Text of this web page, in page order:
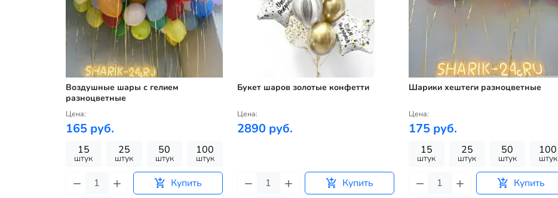
Воздушные шары с гелием
разноцветные
Цена:
165 руб.
15
штук
25
штук
50
штук
100
штук
Купить
Букет шаров золотые конфетти
Цена:
2890 руб.
Купить
Шарики хештеги разноцветные
Цена:
175 руб.
15
штук
25
штук
50
штук
100
штук
Купить